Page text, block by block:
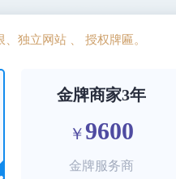
独立网站 、 授权牌匾。
金牌商家3年
￥9600
金牌服务商